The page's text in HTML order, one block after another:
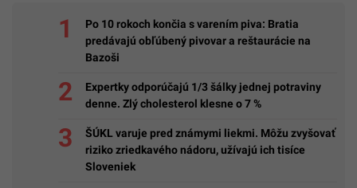
Po 10 rokoch končia s varením piva: Bratia
predávajú obľúbený pivovar a reštaurácie na
Bazoši
Expertky odporúčajú 1/3 šálky jednej potraviny
denne. Zlý cholesterol klesne o 7 %
ŠÚKL varuje pred známymi liekmi. Môžu zvyšovať
riziko zriedkavého nádoru, užívajú ich tisíce
Sloveniek